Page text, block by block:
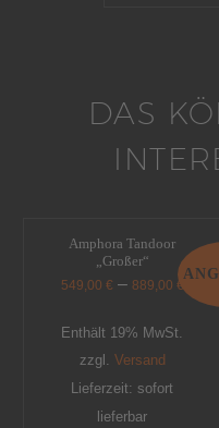
DAS
Amphora Tandoor
„Großer“
549,00 € – 889,00 €
Enthält 19% MwSt.
zzgl. Versand
Lieferzeit: sofort
lieferbar